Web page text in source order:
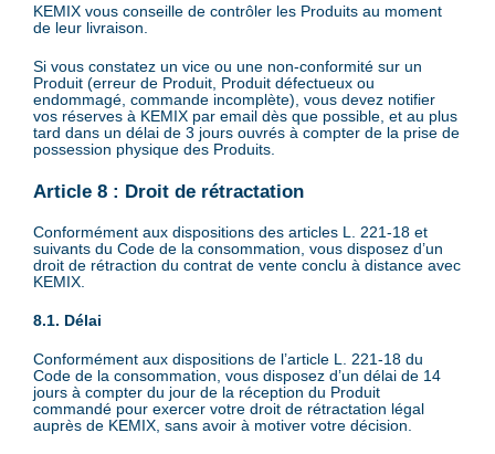
KEMIX vous conseille de contrôler les Produits au moment
de leur livraison.
Si vous constatez un vice ou une non-conformité sur un
Produit (erreur de Produit, Produit défectueux ou
endommagé, commande incomplète), vous devez notifier
vos réserves à KEMIX par email dès que possible, et au plus
tard dans un délai de 3 jours ouvrés à compter de la prise de
possession physique des Produits.
Article 8 : Droit de rétractation
Conformément aux dispositions des articles L. 221-18 et
suivants du Code de la consommation, vous disposez d’un
droit de rétraction du contrat de vente conclu à distance avec
KEMIX.
8.1. Délai
Conformément aux dispositions de l’article L. 221-18 du
Code de la consommation, vous disposez d’un délai de 14
jours à compter du jour de la réception du Produit
commandé pour exercer votre droit de rétractation légal
auprès de KEMIX, sans avoir à motiver votre décision.